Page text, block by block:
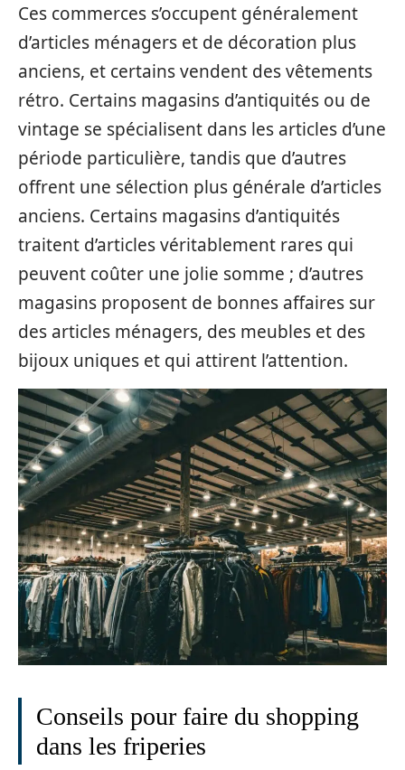
Ces commerces s’occupent généralement
d’articles ménagers et de décoration plus
anciens, et certains vendent des vêtements
rétro. Certains magasins d’antiquités ou de
vintage se spécialisent dans les articles d’une
période particulière, tandis que d’autres
offrent une sélection plus générale d’articles
anciens. Certains magasins d’antiquités
traitent d’articles véritablement rares qui
peuvent coûter une jolie somme ; d’autres
magasins proposent de bonnes affaires sur
des articles ménagers, des meubles et des
bijoux uniques et qui attirent l’attention.
Conseils pour faire du shopping
dans les friperies